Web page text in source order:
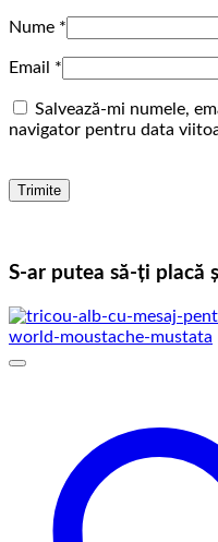
Nume *
Email *
Salvează-mi numele,
navigator pentru data
S-ar putea să-ți placă